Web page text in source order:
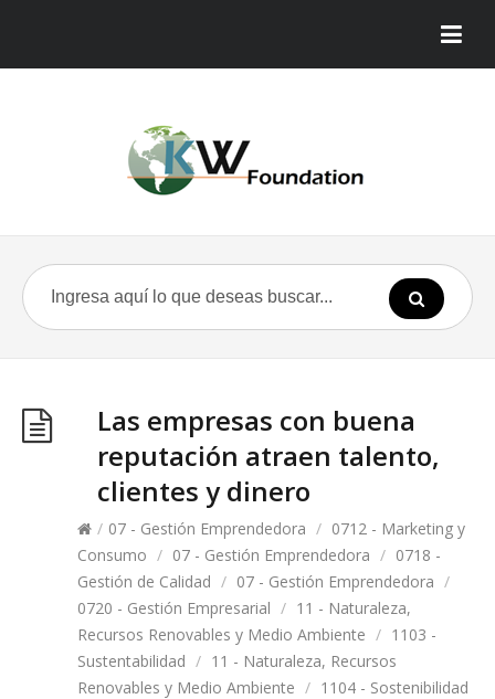
Las empresas con buena
reputación atraen talento,
clientes y dinero
/ 07 - Gestión Emprendedora / 0712 - Marketing y
Consumo / 07 - Gestión Emprendedora / 0718 -
Gestión de Calidad / 07 - Gestión Emprendedora /
0720 - Gestión Empresarial / 11 - Naturaleza,
Recursos Renovables y Medio Ambiente / 1103 -
Sustentabilidad / 11 - Naturaleza, Recursos
Renovables y Medio Ambiente / 1104 - Sostenibilidad